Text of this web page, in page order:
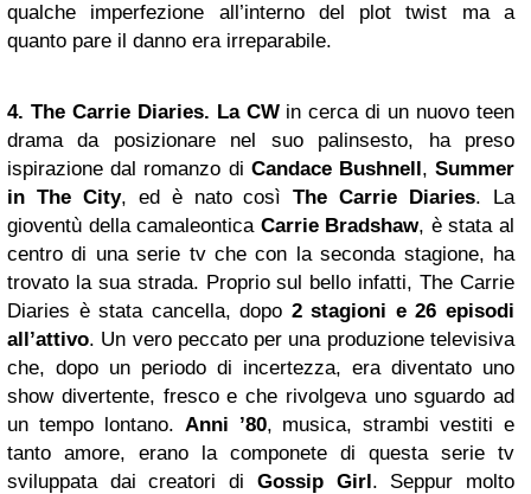
qualche imperfezione all’interno del plot twist ma a
quanto pare il danno era irreparabile.
4. The Carrie Diaries. La CWin cerca di un nuovo teen
drama da posizionare nel suo palinsesto, ha preso
ispirazione dal romanzo di Candace Bushnell,Summer
in The City, ed è nato cosìThe Carrie Diaries. La
gioventù della camaleontica Carrie Bradshaw, è stata al
centro di una serie tv che con la seconda stagione, ha
trovato la sua strada. Proprio sul bello infatti, The Carrie
Diaries è stata cancella, dopo 2 stagioni e 26 episodi
all’attivo. Un vero peccato per una produzione televisiva
che, dopo un periodo di incertezza, era diventato uno
show divertente, fresco e che rivolgeva uno sguardo ad
un tempo lontano. Anni ’80, musica, strambi vestiti e
tanto amore, erano la componete di questa serie tv
sviluppata dai creatori di GossipGirl. Seppur molto